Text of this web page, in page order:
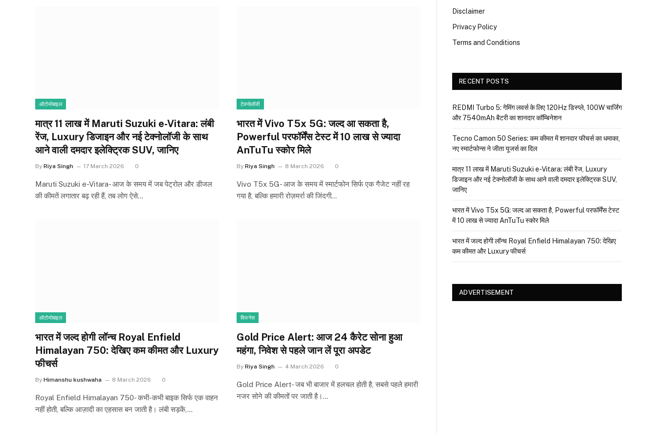
ऑटोमोबाइल
मात्र ₹11 लाख में Maruti Suzuki e-Vitara: लंबी
रेंज, Luxury डिजाइन और नई टेक्नोलॉजी के साथ
आने वाली दमदार इलेक्ट्रिक SUV, जानिए
By Riya Singh 17 March 2026 0
Maruti Suzuki e-Vitara- आज के समय में जब पेट्रोल और डीजल
की कीमतें लगातार बढ़ रही हैं, तब लोग ऐसे…
टेक्नोलॉजी
भारत में Vivo T5x 5G: जल्द आ सकता है,
Powerful परफॉर्मेंस टेस्ट में 10 लाख से ज्यादा
AnTuTu स्कोर मिले
By Riya Singh 8 March 2026 0
Vivo T5x 5G- आज के समय में स्मार्टफोन सिर्फ एक गैजेट नहीं रह
गया है, बल्कि हमारी रोज़मर्रा की जिंदगी…
ऑटोमोबाइल
भारत में जल्द होगी लॉन्च Royal Enfield
Himalayan 750: देखिए कम कीमत और Luxury
फीचर्स
By Himanshu kushwaha 8 March 2026 0
Royal Enfield Himalayan 750- कभी-कभी बाइक सिर्फ एक वाहन
नहीं होती, बल्कि आज़ादी का एहसास बन जाती है। लंबी सड़कें,…
बिजनेस
Gold Price Alert: आज 24 कैरेट सोना हुआ
महंगा, निवेश से पहले जान लें पूरा अपडेट
By Riya Singh 4 March 2026 0
Gold Price Alert- जब भी बाजार में हलचल होती है, सबसे पहले हमारी
नजर सोने की कीमतों पर जाती है।…
Disclaimer
Privacy Policy
Terms and Conditions
RECENT POSTS
REDMI Turbo 5: गेमिंग लवर्स के लिए 120Hz डिस्प्ले, 100W चार्जिंग
और 7540mAh बैटरी का शानदार कॉम्बिनेशन
Tecno Camon 50 Series: कम कीमत में शानदार फीचर्स का धमाका,
नए स्मार्टफोन्स ने जीता यूजर्स का दिल
मात्र ₹11 लाख में Maruti Suzuki e-Vitara: लंबी रेंज, Luxury
डिजाइन और नई टेक्नोलॉजी के साथ आने वाली दमदार इलेक्ट्रिक SUV,
जानिए
भारत में Vivo T5x 5G: जल्द आ सकता है, Powerful परफॉर्मेंस टेस्ट
में 10 लाख से ज्यादा AnTuTu स्कोर मिले
भारत में जल्द होगी लॉन्च Royal Enfield Himalayan 750: देखिए
कम कीमत और Luxury फीचर्स
ADVERTISEMENT